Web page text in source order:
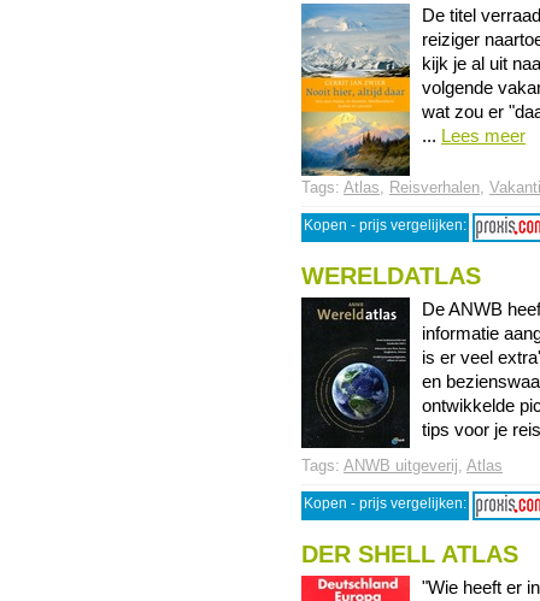
De titel
reiziger
kijk je al uit
volgende
wat zou er
... Lees meer
Tags: Atlas, Reisverhalen,
Kopen - prijs vergelijken:
WERELDATLAS
De ANWB
informatie
is er veel
en
ontwikkelde
tips voor je
Tags: ANWB uitgeverij, Atlas
Kopen - prijs vergelijken:
DER SHELL ATLAS
"Wie heeft er